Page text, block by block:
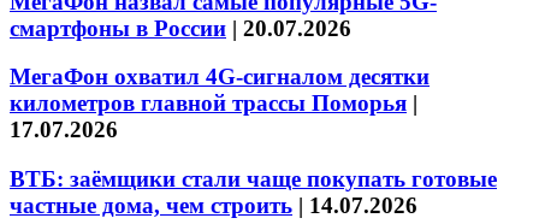
смартфоны в России | 20.07.2026
МегаФон охватил 4G-сигналом десятки
километров главной трассы Поморья |
17.07.2026
ВТБ: заёмщики стали чаще покупать готовые
частные дома, чем строить | 14.07.2026